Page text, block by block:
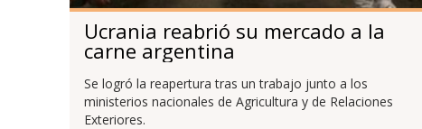
Ucrania reabrió su mercado a la
carne argentina
Se logró la reapertura tras un trabajo junto a los
ministerios nacionales de Agricultura y de Relaciones
Exteriores.